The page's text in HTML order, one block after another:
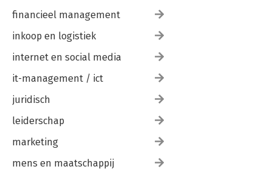
financieel management
inkoop en logistiek
internet en social media
it-management / ict
juridisch
leiderschap
marketing
mens en maatschappij